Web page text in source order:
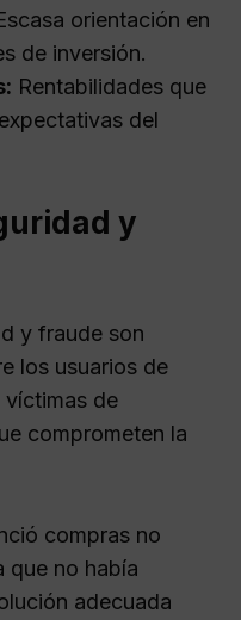
orientación en
de inversión.
Rentabilidades que
del
y
y fraude son
los usuarios de
víctimas de
comprometen la
compras no
que no había
adecuada